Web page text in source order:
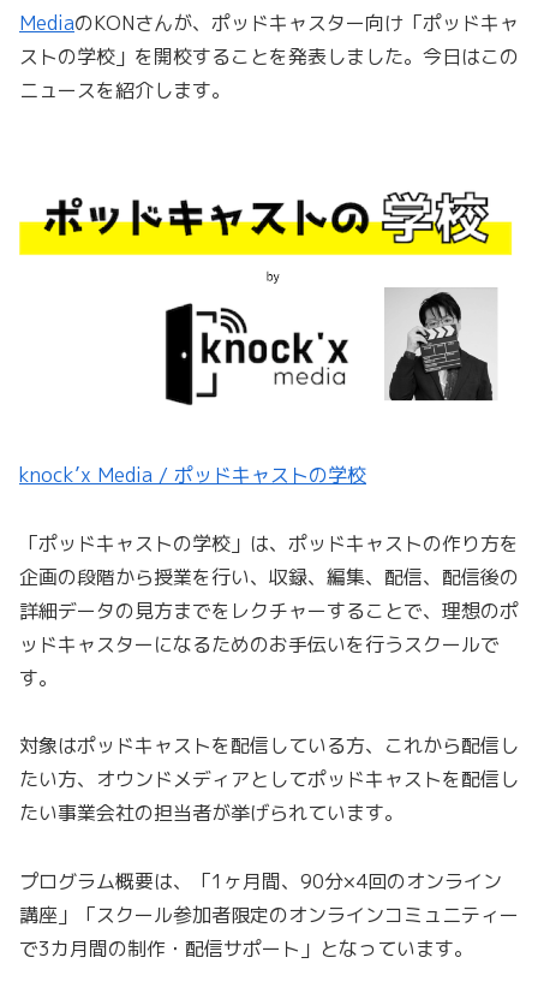
MediaのKONさんが、ポッドキャスター向け「ポッドキャ
ストの学校」を開校することを発表しました。今日はこの
ニュースを紹介します。
knock’x Media / ポッドキャストの学校
「ポッドキャストの学校」は、ポッドキャストの作り方を
企画の段階から授業を行い、収録、編集、配信、配信後の
詳細データの見方までをレクチャーすることで、理想のポ
ッドキャスターになるためのお手伝いを行うスクールで
す。
対象はポッドキャストを配信している方、これから配信し
たい方、オウンドメディアとしてポッドキャストを配信し
たい事業会社の担当者が挙げられています。
プログラム概要は、「1ヶ月間、90分×4回のオンライン
講座」「スクール参加者限定のオンラインコミュニティー
で3カ月間の制作・配信サポート」となっています。